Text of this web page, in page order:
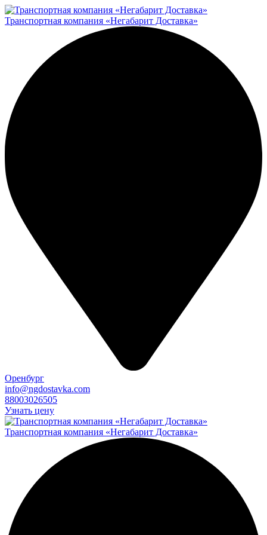
Транспортная компания «Негабарит Доставка»
Оренбург
info@ngdostavka.com
88003026505
Узнать цену
Транспортная компания «Негабарит Доставка»